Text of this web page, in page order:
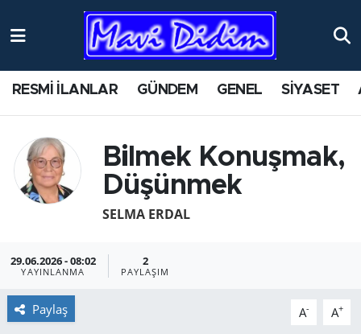
RESMİ İLANLAR GÜNDEM GENEL SİYASET
Bilmek Konuşmak,
Düşünmek
SELMA ERDAL
29.06.2026 - 08:02
YAYINLANMA
2
PAYLAŞIM
Paylaş A- A+
ANTİK YERLER
AYDIN
BİLİM VE TEKNOLOJİ
EĞİTİM
EKONOMİ
Nöbetçi Eczaneler
Namaz Vakitleri
Trafik Durumu
Süper Lig Puan Durumu ve Fikstür
Tüm Manşetler
Son Dakika Haberleri